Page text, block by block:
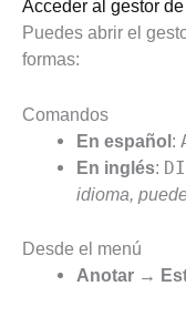
Acceder al gestor
Puedes abrir el
formas:
Comandos
En español :
En inglés:
idioma,
Desde el menú
Anotar →